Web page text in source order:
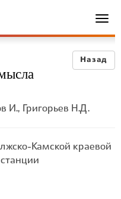
Назад
И., Григорьев Н.Д.
Камской краевой